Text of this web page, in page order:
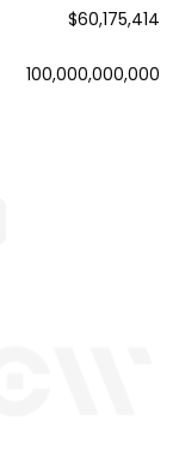
$60,175,414
100,000,000,000